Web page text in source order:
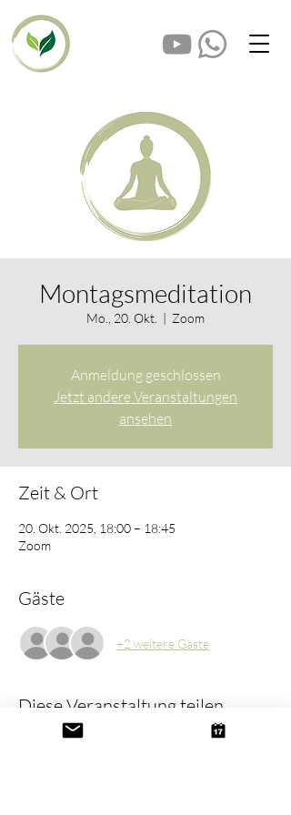
Montagsmeditation
Mo., 20. Okt.
  |
Zoom
Anmeldung geschlossen
Jetzt andere Veranstaltungen
ansehen
Zeit & Ort
20. Okt. 2025, 18:00 – 18:45
Zoom
Gäste
+2 weitere Gäste
Diese Veranstaltung teilen